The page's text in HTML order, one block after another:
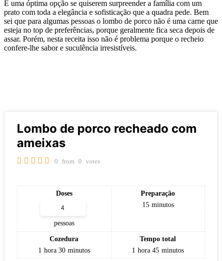
É uma óptima opção se quiserem surpreender a família com um
prato com toda a elegância e sofisticação que a quadra pede. Bem
sei que para algumas pessoas o lombo de porco não é uma carne que
esteja no top de preferências, porque geralmente fica seca depois de
assar. Porém, nesta receita isso não é problema porque o recheio
confere-lhe sabor e suculência irresistíveis.
Lombo de porco recheado com
ameixas
0 from 0 votes
Doses
pessoas
Preparação
15 minutos
Cozedura
1 hora 30 minutos
Tempo total
1 hora45 minutos